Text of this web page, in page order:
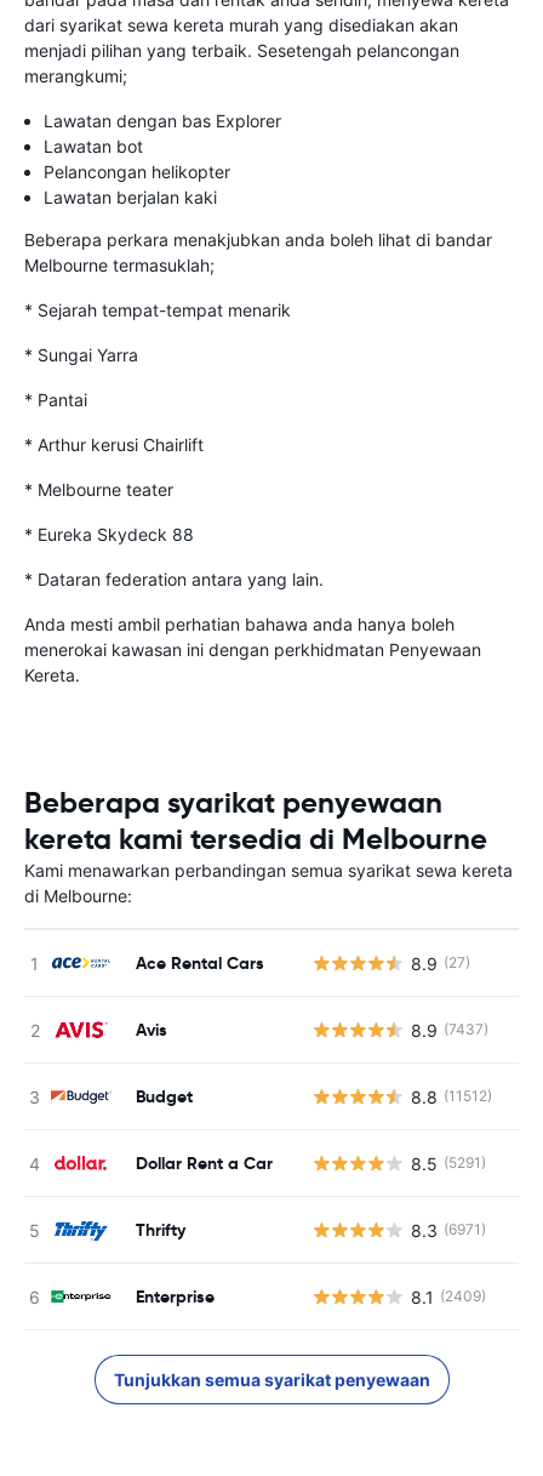
dari syarikat sewa kereta murah yang disediakan akan
menjadi pilihan yang terbaik. Sesetengah pelancongan
merangkumi;
Lawatan dengan bas Explorer
Lawatan bot
Pelancongan helikopter
Lawatan berjalan kaki
Beberapa perkara menakjubkan anda boleh lihat di bandar
Melbourne termasuklah;
* Sejarah tempat-tempat menarik
* Sungai Yarra
* Pantai
* Arthur kerusi Chairlift
* Melbourne teater
* Eureka Skydeck 88
* Dataran federation antara yang lain.
Anda mesti ambil perhatian bahawa anda hanya boleh
menerokai kawasan ini dengan perkhidmatan Penyewaan
Kereta.
Beberapa syarikat penyewaan
kereta kami tersedia di Melbourne
Kami menawarkan perbandingan semua syarikat sewa kereta
di Melbourne:
Ace Rental Cars 8.9 (27)
Avis 8.9 (7437)
Budget 8.8 (11512)
Dollar Rent a Car 8.5 (5291)
Thrifty 8.3 (6971)
Enterprise 8.1 (2409)
Tunjukkan semua syarikat penyewaan